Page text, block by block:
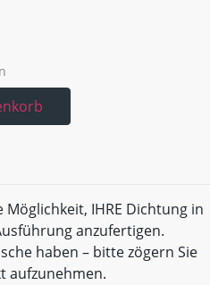
IHRE Dichtung in
anzufertigen.
haben – bitte zögern Sie
aufzunehmen.